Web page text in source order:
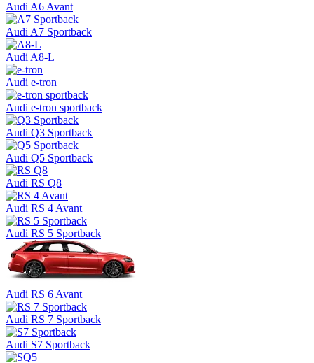
Audi A6 Avant
Audi A7 Sportback
Audi A8-L
Audi e-tron
Audi e-tron sportback
Audi Q3 Sportback
Audi Q5 Sportback
Audi RS Q8
Audi RS 4 Avant
Audi RS 5 Sportback
Audi RS 6 Avant
Audi RS 7 Sportback
Audi S7 Sportback